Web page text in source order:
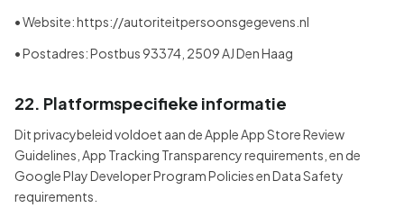
• Website: https://autoriteitpersoonsgegevens.nl
• Postadres: Postbus 93374, 2509 AJ Den Haag
22. Platformspecifieke informatie
Dit privacybeleid voldoet aan de Apple App Store Review
Guidelines, App Tracking Transparency requirements, en de
Google Play Developer Program Policies en Data Safety
requirements.